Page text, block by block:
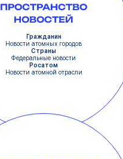
ПРОСТРАНСТВО
НОВОСТЕЙ
Гражданин
Новости атомных городов
Страны
Федеральные новости
Росатом
Новости атомной отрасли